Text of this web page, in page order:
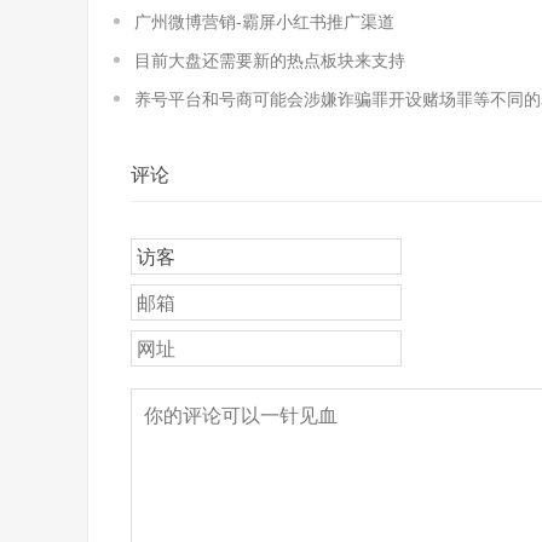
广州微博营销-霸屏小红书推广渠道
目前大盘还需要新的热点板块来支持
养号平台和号商可能会涉嫌诈骗罪开设赌场罪等不同
评论